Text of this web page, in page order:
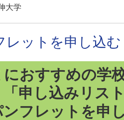
大学
レットを申し込む
におすすめの学
「申し込みリス
ンフレットを申